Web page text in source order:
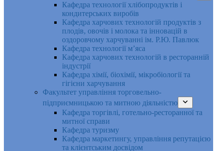
Кафедра технології хлібопродуктів і
кондитерських виробів
Кафедра харчових технологій продуктів з
плодів, овочів і молока та інновацій в
оздоровчому харчуванні ім. Р.Ю. Павлюк
Кафедра технології м’яса
Кафедра харчових технологій в ресторанній
індустрії
Кафедра хімії, біохімії, мікробіології та
гігієни харчування
Факультет управління торговельно-
підприємницькою та митною діяльністю
Кафедра торгівлі, готельно-ресторанної та
митної справи
Кафедра туризму
Кафедра маркетингу, управління репутацією
та клієнтським досвідом